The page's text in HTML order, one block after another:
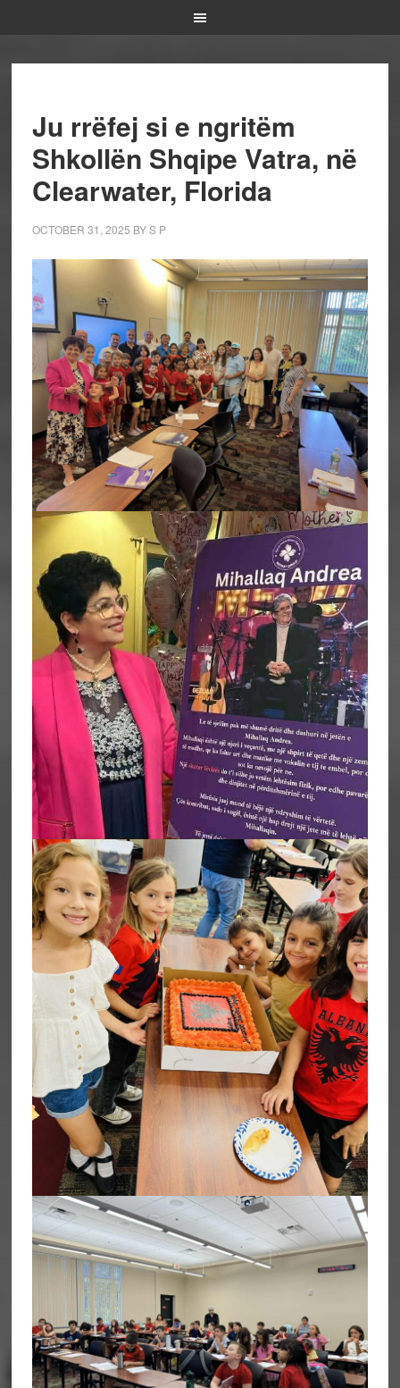
Ju rrëfej si e ngritëm
Shkollën Shqipe Vatra, në
Clearwater, Florida
OCTOBER 31, 2025 BYS P